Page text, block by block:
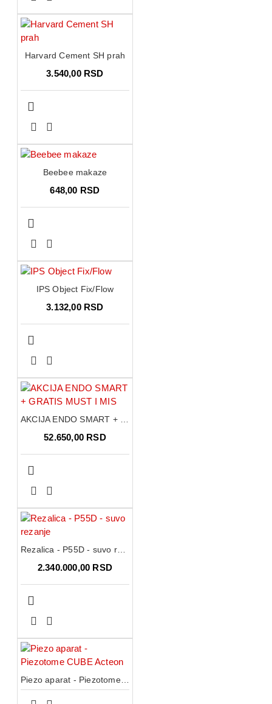
Harvard Cement SH prah
3.540,00 RSD
Beebee makaze
648,00 RSD
IPS Object Fix/Flow
3.132,00 RSD
52.650,00 RSD
Rezalica - P55D - suvo rezanje
2.340.000,00 RSD
Piezo aparat - Piezotome CUBE Acteon